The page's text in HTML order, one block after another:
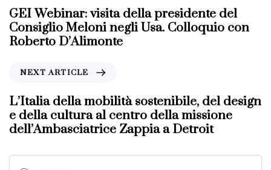
e
v
i
o
A
r
t
i
l
GEI Webinar: visita della presidente del
Consiglio Meloni negli Usa. Colloquio con
Roberto D’Alimonte
x
t
A
r
t
NEXT ARTICLE
L’Italia della mobilità sostenibile, del design
e della cultura al centro della missione
dell’Ambasciatrice Zappia a Detroit